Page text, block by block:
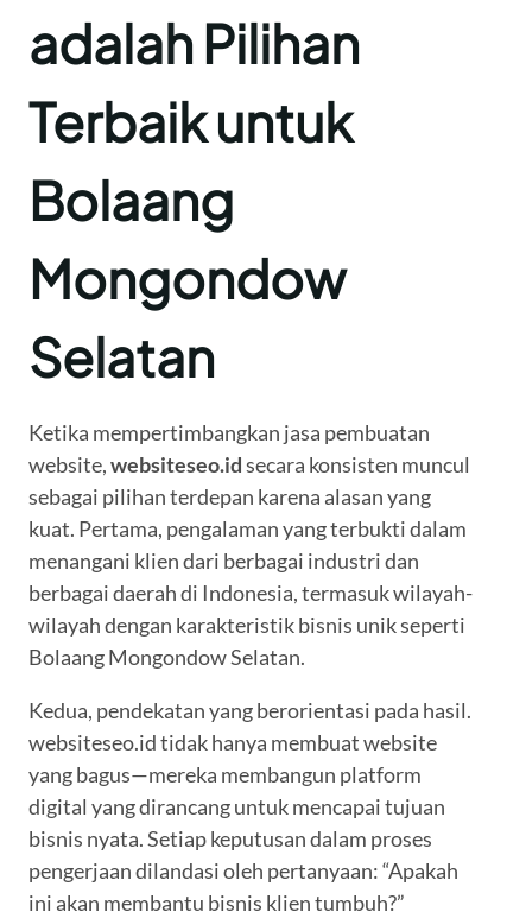
adalah Pilihan
Terbaik untuk
Bolaang
Mongondow
Selatan
Ketika mempertimbangkan jasa pembuatan
website,websiteseo.idsecara konsisten muncul
sebagai pilihan terdepan karena alasan yang
kuat. Pertama, pengalaman yang terbukti dalam
menangani klien dari berbagai industri dan
berbagai daerah di Indonesia, termasuk wilayah-
wilayah dengan karakteristik bisnis unik seperti
Bolaang Mongondow Selatan.
Kedua, pendekatan yang berorientasi pada hasil.
websiteseo.id tidak hanya membuat website
yang bagus—mereka membangun platform
digital yang dirancang untuk mencapai tujuan
bisnis nyata. Setiap keputusan dalam proses
pengerjaan dilandasi oleh pertanyaan: “Apakah
ini akan membantu bisnis klien tumbuh?”